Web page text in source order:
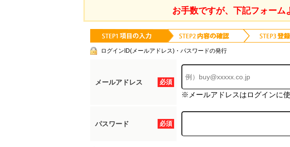
お手数ですが、下記フォーム
ログインID(メールアドレス)・パスワードの発行
必須
メールアドレス
※メールアドレスはログインに使
必須
パスワード